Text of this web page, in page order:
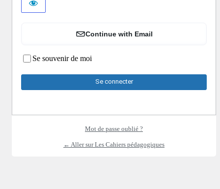
Continue with Email
Se souvenir de moi
Mot de passe oublié ?
← Aller sur Les Cahiers pédagogiques